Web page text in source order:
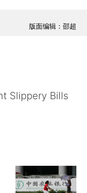
版面编辑：邵超
Slippery Bills